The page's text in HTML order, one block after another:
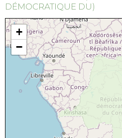
DÉMOCRATIQUE DU)
+
−